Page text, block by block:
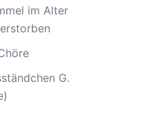
im Alter
G.